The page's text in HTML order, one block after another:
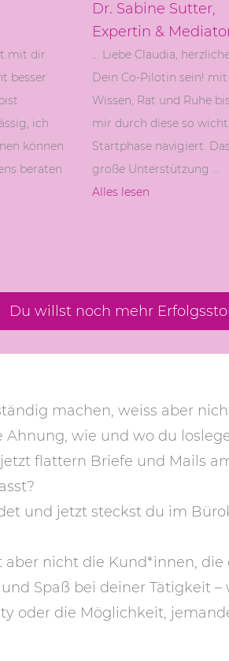
mit dir
besser
ich
können
beraten
Dr. Sabine Sutter,
Expertin &
… Liebe Claudia,
Dein Co-Pilotin sein! mit
Wissen, Rat und Ruhe
mir durch diese so
Startphase navigiert.
große Unterstützung …
Alles lesen
Du willst noch mehr
machen, weiss aber
wie und wo du
flattern Briefe und Mails
und jetzt steckst du im
nicht die Kund*innen,
Spaß bei deiner Tätigkeit –
oder die Möglichkeit,